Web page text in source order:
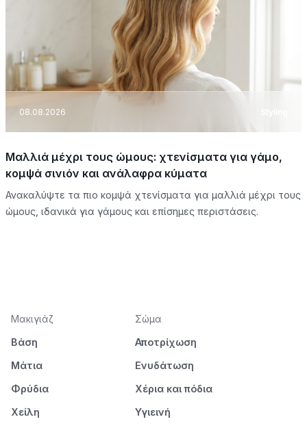
08.08.2026
Μαλλιά μέχρι τους ώμους: χτενίσματα για γάμο,
κομψά σινιόν και ανάλαφρα κύματα
Ανακαλύψτε τα πιο κομψά χτενίσματα για μαλλιά μέχρι τους
ώμους, ιδανικά για γάμους και επίσημες περιστάσεις.
Μακιγιάζ
Βάση
Μάτια
Φρύδια
Χείλη
Σώμα
Αποτρίχωση
Ενυδάτωση
Χέρια και πόδια
Υγιεινή